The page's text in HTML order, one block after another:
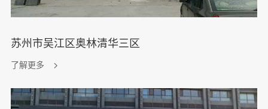
苏州市吴江区奥林清华三区
了解更多